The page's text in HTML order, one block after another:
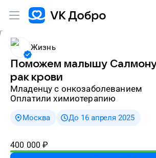
Жизнь
Поможем малышу
рак крови
младенцу с онкозаболеванием
Оплатили химиотерапию
Москва До 16 апреля 2025
400 000 ₽